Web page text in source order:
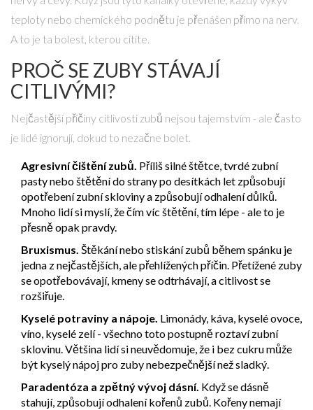
teploty nebo chemického podnětu je přenášen přímo na nerv.
A to je ta bolest, kterou cítíte.
PROČ SE ZUBY STÁVAJÍ
CITLIVÝMI?
Nejčastější příčiny citlivosti zubů nejsou tajemstvím - ale často
je lidé ignorují, dokud to nezačne bolet.
Agresivní čištění zubů. Příliš silné štětce, tvrdé zubní
pasty nebo štětění do strany po desítkách let způsobují
opotřebení zubní skloviny a způsobují odhalení důlků.
Mnoho lidí si myslí, že čím víc štětění, tím lépe - ale to je
přesně opak pravdy.
Bruxismus. Štěkání nebo stiskání zubů během spánku je
jedna z nejčastějších, ale přehlížených příčin. Přetížené zuby
se opotřebovávají, kmeny se odtrhávají, a citlivost se
rozšiřuje.
Kyselé potraviny a nápoje. Limonády, káva, kyselé ovoce,
víno, kyselé zelí - všechno toto postupně roztaví zubní
sklovinu. Většina lidí si neuvědomuje, že i bez cukru může
být kyselý nápoj pro zuby nebezpečnější než sladký.
Paradentóza a zpětný vývoj dásní. Když se dásně
stahují, způsobují odhalení kořenů zubů. Kořeny nemají